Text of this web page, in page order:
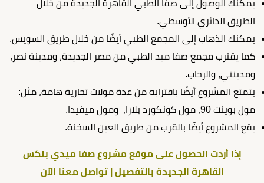
يمكنك الوصول إلى صفا الطبي القاهرة الجديدة من خلال
الطريق الدائري الأوسطي.
يمكنك الذهاب إلى المجمع الطبي أيضًا من خلال طريق السويس.
كما يقترب مجمع صفا ميد الطبي من مصر الجديدة، ومدينة نصر،
ومدينتي، والرحاب.
يتمتع المشروع أيضًا باقترابه من عدة مولات تجارية هامة، مثل:
مول بوينت 90، مول كونكورد بلازا، ومول ميفيدا.
يقع المشروع أيضًا بالقرب من طريق العين السخنة.
إذا أردت الحصول على موقع مشروع صفا ميدي بلكس
القاهرة الجديدة بالتفصيل | تواصل معنا الآن